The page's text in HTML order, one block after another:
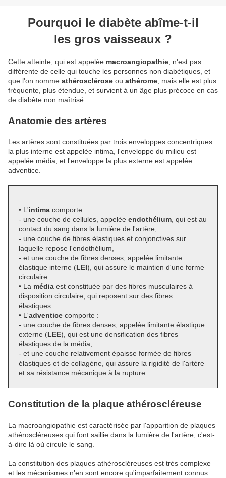
Pourquoi le diabète abîme-t-il
les gros vaisseaux ?
Cette atteinte, qui est appelée macroangiopathie , n'est pas
différente de celle qui touche les personnes non diabétiques, et
que l'on nomme athérosclérose ou athérome , mais elle est plus
fréquente, plus étendue, et survient à un âge plus précoce en cas
de diabète non maîtrisé.
Anatomie des artères
Les artères sont constituées par trois enveloppes concentriques :
la plus interne est appelée intima, l'enveloppe du milieu est
appelée média, et l'enveloppe la plus externe est appelée
adventice.
• L'intima comporte :
- une couche de cellules, appelée endothélium , qui est au
contact du sang dans la lumière de l'artère,
- une couche de fibres élastiques et conjonctives sur
laquelle repose l'endothélium,
- et une couche de fibres denses, appelée limitante
élastique interne (LEI), qui assure le maintien d'une forme
circulaire.
• La média est constituée par des fibres musculaires à
disposition circulaire, qui reposent sur des fibres
élastiques.
• L'adventice comporte :
- une couche de fibres denses, appelée limitante élastique
externe (LEE), qui est une densification des fibres
élastiques de la média,
- et une couche relativement épaisse formée de fibres
élastiques et de collagène, qui assure la rigidité de l'artère
et sa résistance mécanique à la rupture.
Constitution de la plaque athéroscléreuse
La macroangiopathie est caractérisée par l'apparition de plaques
athéroscléreuses qui font saillie dans la lumière de l'artère, c'est-
à-dire là où circule le sang.
La constitution des plaques athéroscléreuses est très complexe
et les mécanismes n'en sont encore qu'imparfaitement connus.